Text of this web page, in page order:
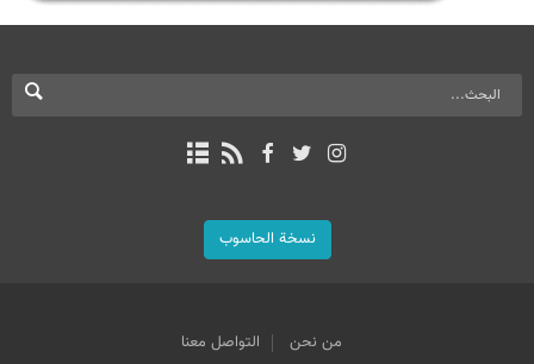
نسخة الحاسوب
من نحن التواصل معنا